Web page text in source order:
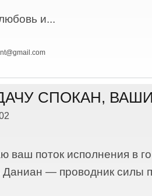
и...
СПОКАН,
ваш поток исполнения в
Даниан — проводник силы